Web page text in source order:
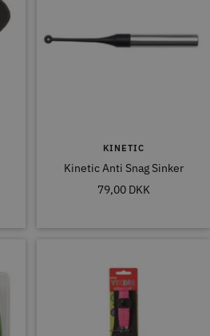
KINETIC
Kinetic Anti Snag Sinker
Tilbudspris
79,00 DKK